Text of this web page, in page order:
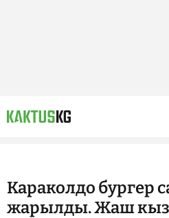
Караколдо бургер
жарылды. Жаш кыз